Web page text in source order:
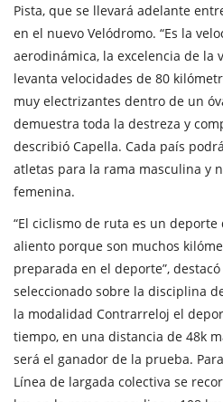
Pista, que se llevará adelante
en el nuevo Velódromo. “Es la
aerodinámica, la excelencia de la
levanta velocidades de 80
muy electrizantes dentro de un
demuestra toda la destreza y
describió Capella. Cada país
atletas para la rama masculina y
femenina.
“El ciclismo de ruta es un
aliento porque son muchos
preparada en el deporte”,
seleccionado sobre la disciplina
la modalidad Contrarreloj el
tiempo, en una distancia de 48k
será el ganador de la prueba.
Línea de largada colectiva se